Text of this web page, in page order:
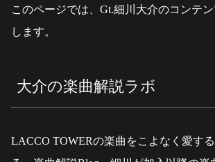
このページでは、Gt.細川大介のコンテ
します。
大介の楽曲解説ラボ
LACCO TOWERの楽曲をこよなく愛す